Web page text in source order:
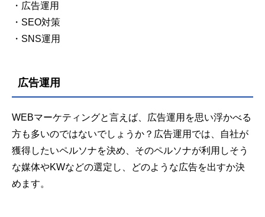
・広告運用
・SEO対策
・SNS運用
広告運用
WEBマーケティングと言えば、広告運用を思い浮かべる
方も多いのではないでしょうか？広告運用では、自社が
獲得したいペルソナを決め、そのペルソナが利用しそう
な媒体やKWなどの選定し、どのような広告を出すか決
めます。